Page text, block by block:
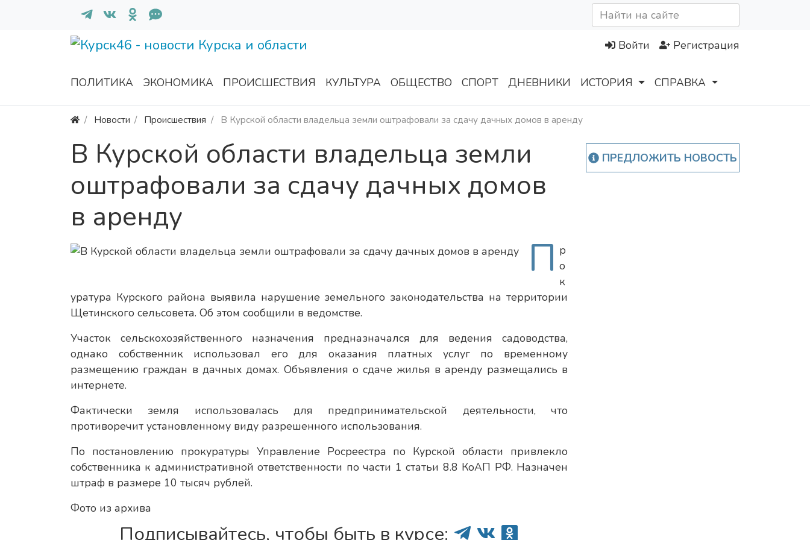
Войти Регистрация
ПОЛИТИКА ЭКОНОМИКА ПРОИСШЕСТВИЯ КУЛЬТУРА ОБЩЕСТВО СПОРТ ДНЕВНИКИ ИСТОРИЯ СПРАВКА
Новости Происшествия В Курской области владельца земли оштрафовали за сдачу дачных домов в аренду
В Курской области владельца земли
оштрафовали за сдачу дачных домов
в аренду
П р
о
к
уратура Курского района выявила нарушение земельного законодательства на территории
Щетинского сельсовета. Об этом сообщили в ведомстве.
Участок сельскохозяйственного назначения предназначался для ведения садоводства,
однако собственник использовал его для оказания платных услуг по временному
размещению граждан в дачных домах. Объявления о сдаче жилья в аренду размещались в
интернете.
Фактически земля использовалась для предпринимательской деятельности, что
противоречит установленному виду разрешенного использования.
По постановлению прокуратуры Управление Росреестра по Курской области привлекло
собственника к административной ответственности по части 1 статьи 8.8 КоАП РФ. Назначен
штраф в размере 10 тысяч рублей.
Фото из архива
Подписывайтесь, чтобы быть в курсе:
ПРЕДЛОЖИТЬ НОВОСТЬ